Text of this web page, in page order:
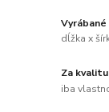
dĺžka x
Za
iba